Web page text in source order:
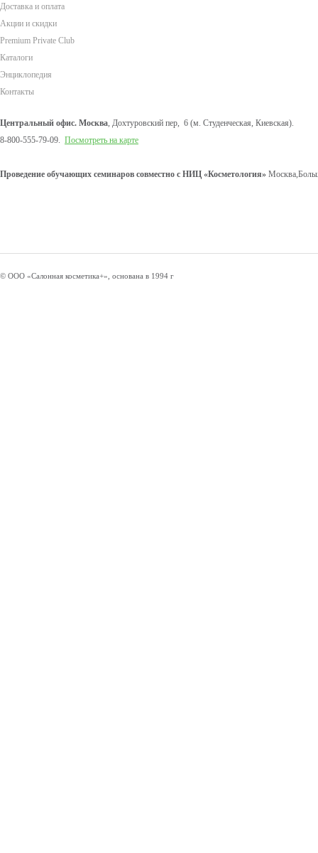
Доставка и оплата
Акции и скидки
Premium Private Club
Каталоги
Энциклопедия
Контакты
Центральный офис. Москва, Дохтуровский пер, 6 (м. Студенческая, Киевская).
8-800-555-79-09. Посмотреть на карте
Проведение обучающих семинаров совместно с НИЦ «Косметология»
© ООО «Салонная косметика+», основана в 1994 г